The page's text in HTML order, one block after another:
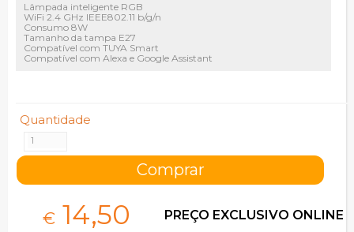
Lâmpada inteligente RGB
WiFi 2.4 GHz IEEE802.11 b/g/n
Consumo 8W
Tamanho da tampa E27
Compatível com TUYA Smart
Compatível com Alexa e Google Assistant
Quantidade
€ 14,50 PREÇO EXCLUSIVO ONLINE